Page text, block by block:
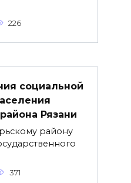
226
социальной
Рязани
району
371